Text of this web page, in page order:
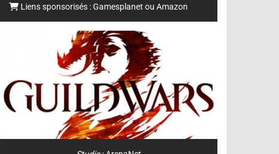
Liens sponsorisés :Gamesplanet ou Amazon